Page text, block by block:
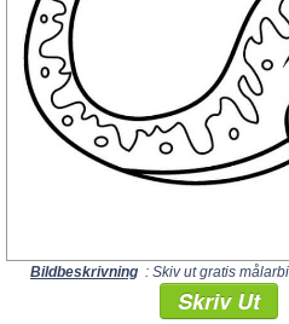
Bildbeskrivning : Skiv ut gratis
Skriv Ut